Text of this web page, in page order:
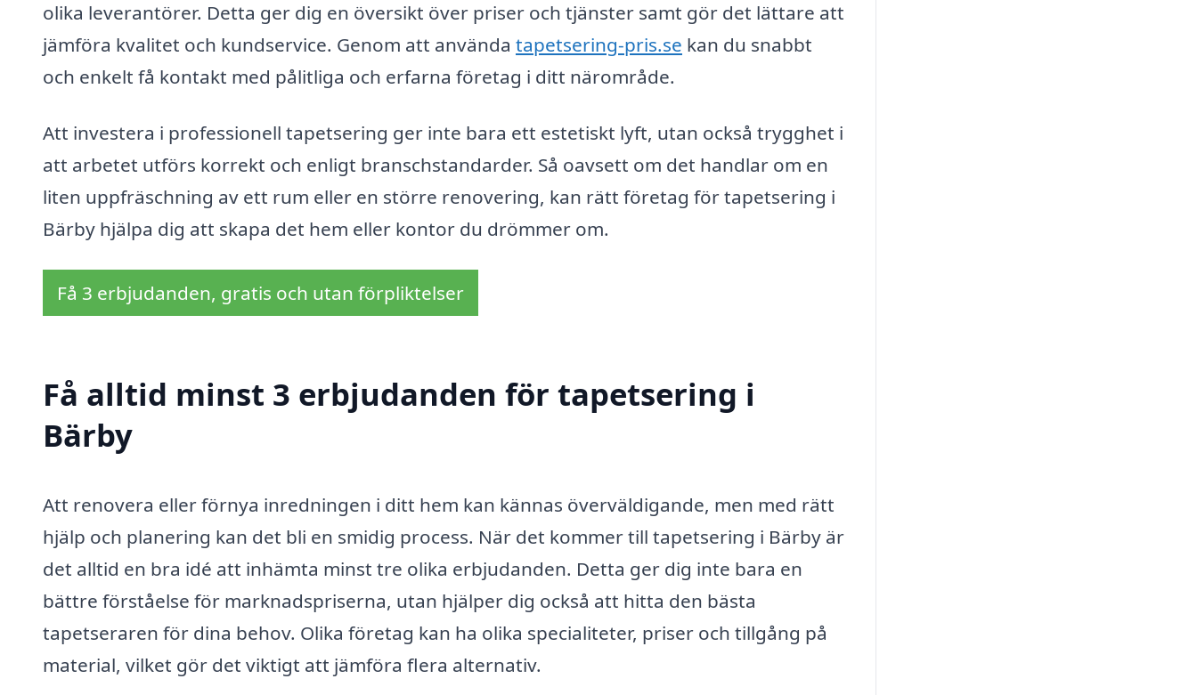
olika leverantörer. Detta ger dig en översikt över priser och tjänster samt gör det lättare att
jämföra kvalitet och kundservice. Genom att använda tapetsering-pris.se kan du snabbt
och enkelt få kontakt med pålitliga och erfarna företag i ditt närområde.
Att investera i professionell tapetsering ger inte bara ett estetiskt lyft, utan också trygghet i
att arbetet utförs korrekt och enligt branschstandarder. Så oavsett om det handlar om en
liten uppfräschning av ett rum eller en större renovering, kan rätt företag för tapetsering i
Bärby hjälpa dig att skapa det hem eller kontor du drömmer om.
Få 3 erbjudanden, gratis och utan förpliktelser
Få alltid minst 3 erbjudanden för tapetsering i
Bärby
Att renovera eller förnya inredningen i ditt hem kan kännas överväldigande, men med rätt
hjälp och planering kan det bli en smidig process. När det kommer till tapetsering i Bärby är
det alltid en bra idé att inhämta minst tre olika erbjudanden. Detta ger dig inte bara en
bättre förståelse för marknadspriserna, utan hjälper dig också att hitta den bästa
tapetseraren för dina behov. Olika företag kan ha olika specialiteter, priser och tillgång på
material, vilket gör det viktigt att jämföra flera alternativ.